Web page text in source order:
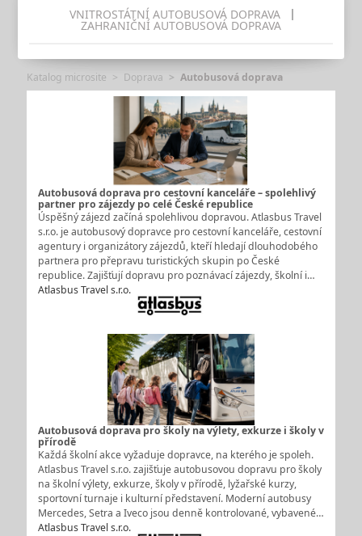
VNITROSTÁTNÍ AUTOBUSOVÁ DOPRAVA
ZAHRANIČNÍ AUTOBUSOVÁ DOPRAVA
Katalog microsite Doprava Autobusová doprava
Autobusová doprava pro cestovní kanceláře – spolehlivý
partner pro zájezdy po celé České republice
Úspěšný zájezd začíná spolehlivou dopravou. Atlasbus Travel
s.r.o. je autobusový dopravce pro cestovní kanceláře, cestovní
agentury i organizátory zájezdů, kteří hledají dlouhodobého
partnera pro přepravu turistických skupin po České
republice. Zajišťují dopravu pro poznávací zájezdy, školní i…
Atlasbus Travel s.r.o.
Autobusová doprava pro školy na výlety, exkurze i školy v
přírodě
Každá školní akce vyžaduje dopravce, na kterého je spoleh.
Atlasbus Travel s.r.o. zajišťuje autobusovou dopravu pro školy
na školní výlety, exkurze, školy v přírodě, lyžařské kurzy,
sportovní turnaje i kulturní představení. Moderní autobusy
Mercedes, Setra a Iveco jsou denně kontrolované, vybavené…
Atlasbus Travel s.r.o.